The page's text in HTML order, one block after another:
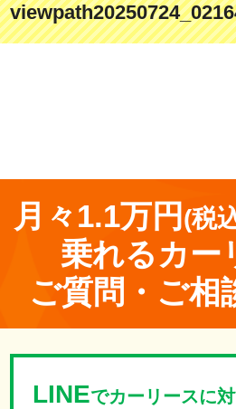
月々1.1万円 (税
乗れる カー
ご質問・ご相
LINEでカーリースに